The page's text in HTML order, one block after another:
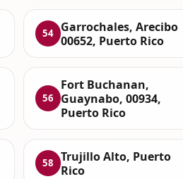
54
Garrochales, Arecibo
00652, Puerto Rico
56
Fort Buchanan,
Guaynabo, 00934,
Puerto Rico
58
Trujillo Alto, Puerto
Rico